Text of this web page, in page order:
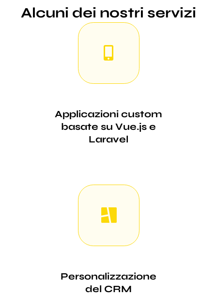
Alcuni dei nostri servizi
Applicazioni custom
basate su Vue.js e
Laravel
Personalizzazione
del CRM